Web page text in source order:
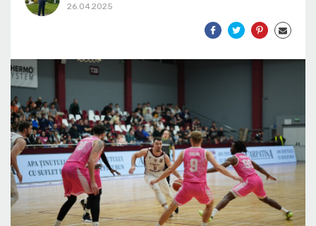
26.04.2025